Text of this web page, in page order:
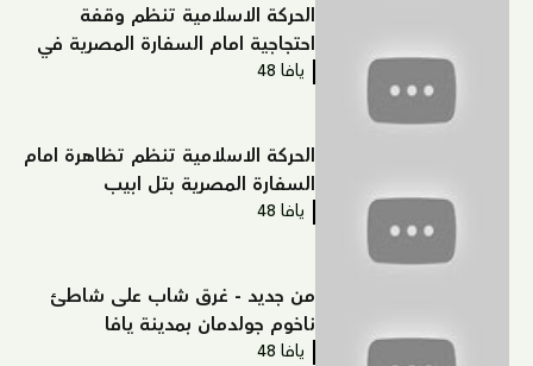
الحركة الاسلامية تنظم وقفة
احتجاجية امام السفارة المصرية في
تل ابيب
يافا 48
الحركة الاسلامية تنظم تظاهرة امام
السفارة المصرية بتل ابيب
يافا 48
من جديد - غرق شاب على شاطئ
ناخوم جولدمان بمدينة يافا
يافا 48